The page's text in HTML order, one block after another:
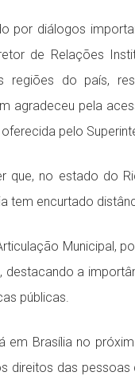
por diálogos
de Relações
regiões do país,
agradeceu pela
pelo
que, no estado do
tem encurtado
Municipal,
destacando a
públicas.
em Brasília no
direitos das